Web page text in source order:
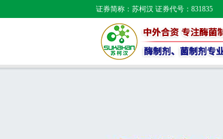
证券简称：苏柯汉 证券代号：831835